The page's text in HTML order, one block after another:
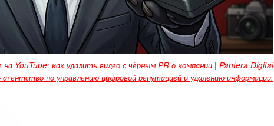
на YouTube: как удалить видео с чёрным PR о компании | Pantera Digital
по управлению цифровой репутацией и удалению информации.